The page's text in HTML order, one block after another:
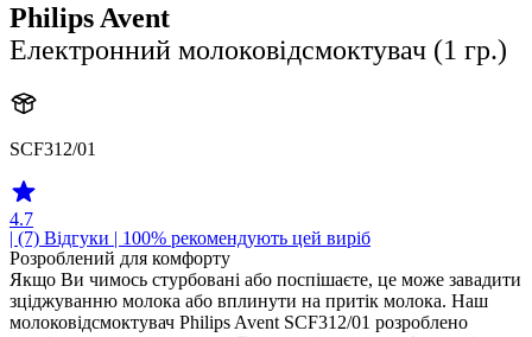
Philips Avent
Електронний молоковідсмоктувач (1 гр.)
SCF312/01
4.7
| (7) Відгуки | 100% рекомендують цей виріб
Розроблений для комфорту
Якщо Ви чимось стурбовані або поспішаєте, це може завадити
зціджуванню молока або вплинути на притік молока. Наш
молоковідсмоктувач Philips Avent SCF312/01 розроблено